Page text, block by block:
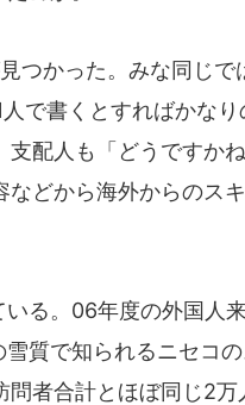
つかった。みな同じで
で書くとすればかな
配人も「どうですか
どから海外からのス
る。06年度の外国人
質で知られるニセコ
者合計とほぼ同じ2万